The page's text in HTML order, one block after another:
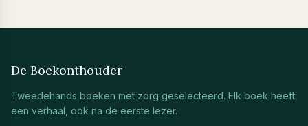
De Boekonthouder
Tweedehands boeken met zorg geselecteerd. Elk boek heeft
een verhaal, ook na de eerste lezer.